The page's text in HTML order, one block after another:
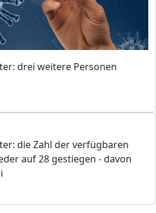
drei weitere Personen
die Zahl der verfügbaren
auf 28 gestiegen - davon